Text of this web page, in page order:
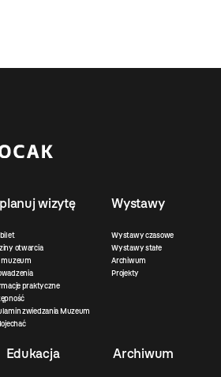
wizytę
otwarcia
muzeum
praktyczne
zwiedzania Muzeum
Wystawy
Wystawy czasowe
Wystawy stałe
Archiwum
Projekty
Edukacja Archiwum